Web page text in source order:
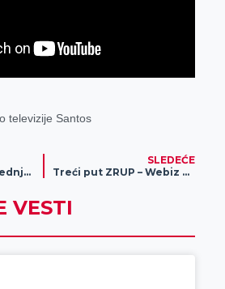
televizije Santos
NS:Zajedno sa naprednjacima na izbore
SLEDEĆE
Treći put ZRUP – Webiz Warm UP
VESTI